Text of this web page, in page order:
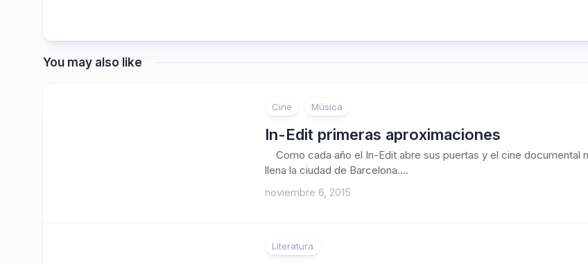
You may also like
Cine Música
In-Edit primeras aproximaciones
Como cada año el In-Edit abre sus puertas y el cine documental
llena la ciudad de Barcelona....
noviembre 6, 2015
Literatura